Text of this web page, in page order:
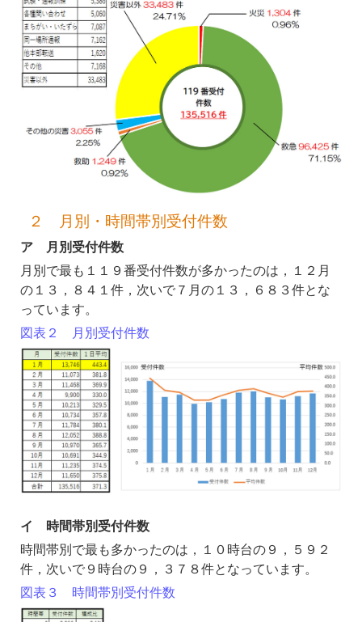
２ 月別・時間帯別受付件数
ア 月別受付件数
月別で最も１１９番受付件数が多かったのは，１２月
の１３，８４１件，次いで７月の１３，６８３件とな
っています。
図表２ 月別受付件数
イ 時間帯別受付件数
時間帯別で最も多かったのは，１０時台の９，５９２
件，次いで９時台の９，３７８件となっています。
図表３ 時間帯別受付件数